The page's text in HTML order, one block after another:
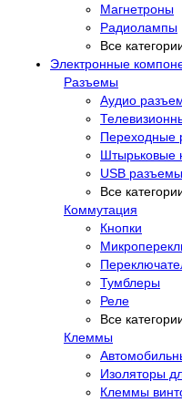
Магнетроны
Радиолампы
Все
Электронные
Разъемы
Аудио
Переходные
Штырьковые
USB разъемы
Все
Коммутация
Кнопки
Тумблеры
Реле
Все
Клеммы
Изоляторы
Клеммы